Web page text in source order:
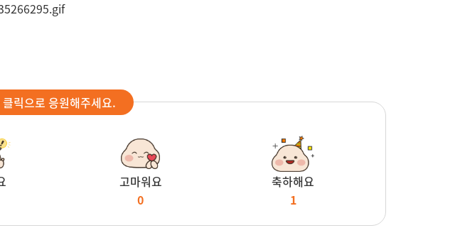
릭으로 응원해주세요.
고마워요
0
축하해요
1